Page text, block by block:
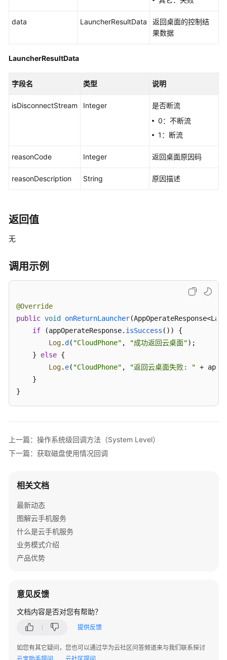
考
端
SDK
述
SDK
能
开
放
基
本
能
频
模
块
频
能
模
块
端
令
模
块
调
及
data LauncherResultData
返回桌面的控制结
果数据
LauncherResultData
字段名 类型 说明
isDisconnectStream Integer
是否断流
0：不断流
1：断流
reasonCode Integer 返回桌面原因码
reasonDescription String 原因描述
返回值
无
调用示例
@Override
public void onReturnLauncher(
if (appOperateResponse. isSuccess ()) {
Log.d ( "CloudPhone" , "成功返回云桌面");
    }
else {
Log. e( "CloudPhone" , "返回云桌面失败: " +
    }
}
上一篇：操作系统级回调方法（System Level）
下一篇：获取磁盘使用情况回调
相关文档
最新动态
图解云手机服务
什么是云手机服务
业务模式介绍
产品优势
意见反馈
文档内容是否对您有帮助？
提供反馈
如您有其它疑问，您也可以通过华为云社区问答频道来与我们联系探讨